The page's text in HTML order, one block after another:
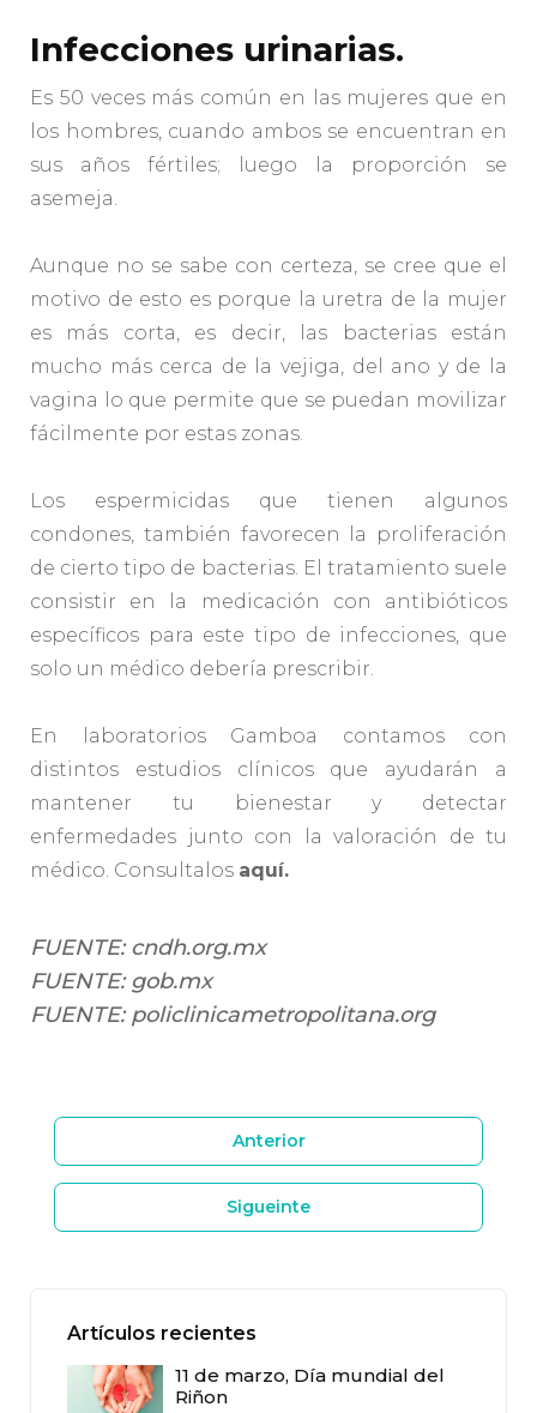
Infecciones urinarias.
Es 50 veces más común en las mujeres que en
los hombres, cuando ambos se encuentran en
sus años fértiles; luego la proporción se
asemeja.
Aunque no se sabe con certeza, se cree que el
motivo de esto es porque la uretra de la mujer
es más corta, es decir, las bacterias están
mucho más cerca de la vejiga, del ano y de la
vagina lo que permite que se puedan movilizar
fácilmente por estas zonas.
Los espermicidas que tienen algunos
condones, también favorecen la proliferación
de cierto tipo de bacterias. El tratamiento suele
consistir en la medicación con antibióticos
específicos para este tipo de infecciones, que
solo un médico debería prescribir.
En laboratorios Gamboa contamos con
distintos estudios clínicos que ayudarán a
mantener tu bienestar y detectar
enfermedades junto con la valoración de tu
médico. Consultalos aquí.
FUENTE: cndh.org.mx
FUENTE: gob.mx
FUENTE: policlinicametropolitana.org
Anterior
Sigueinte
Artículos recientes
11 de marzo, Día mundial del
Riñon